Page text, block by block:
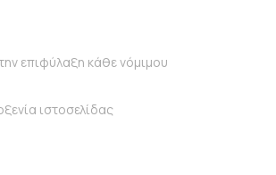
επιφύλαξη κάθε νόμιμου
ιστοσελίδας